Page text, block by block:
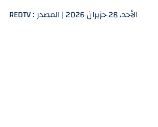
الأحد، 28 حزيران 2026 | المصدر : REDTV